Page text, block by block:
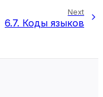
Next
6.7. Коды языков